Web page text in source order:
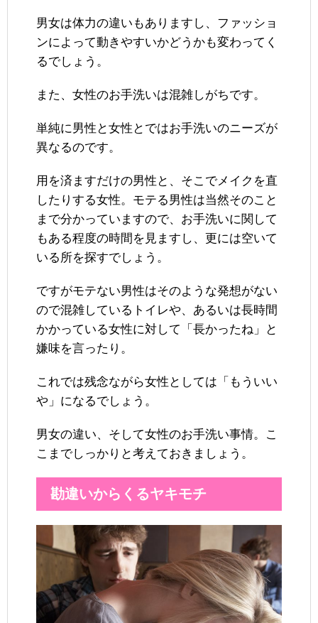
男女は体力の違いもありますし、ファッショ
ンによって動きやすいかどうかも変わってく
るでしょう。
また、女性のお手洗いは混雑しがちです。
単純に男性と女性とではお手洗いのニーズが
異なるのです。
用を済ますだけの男性と、そこでメイクを直
したりする女性。モテる男性は当然そのこと
まで分かっていますので、お手洗いに関して
もある程度の時間を見ますし、更には空いて
いる所を探すでしょう。
ですがモテない男性はそのような発想がない
ので混雑しているトイレや、あるいは長時間
かかっている女性に対して「長かったね」と
嫌味を言ったり。
これでは残念ながら女性としては「もういい
や」になるでしょう。
男女の違い、そして女性のお手洗い事情。こ
こまでしっかりと考えておきましょう。
勘違いからくるヤキモチ